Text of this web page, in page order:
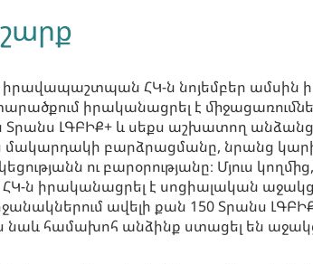
իրավապաշտպան ՀԿ-ն նոյեմբեր ամսին
իրականացրել է
Տրանս ԼԳԲԻՔ+ և սեքս աշխատող անձանց
մակարդակի բարձրացմանը, նրանց
ու բարօրությանը։ Մյուս կողմից,
ՀԿ-ն իրականացրել է սոցիալական
ավելի քան 150 Տրանս
համախոհ անձինք ստացել են